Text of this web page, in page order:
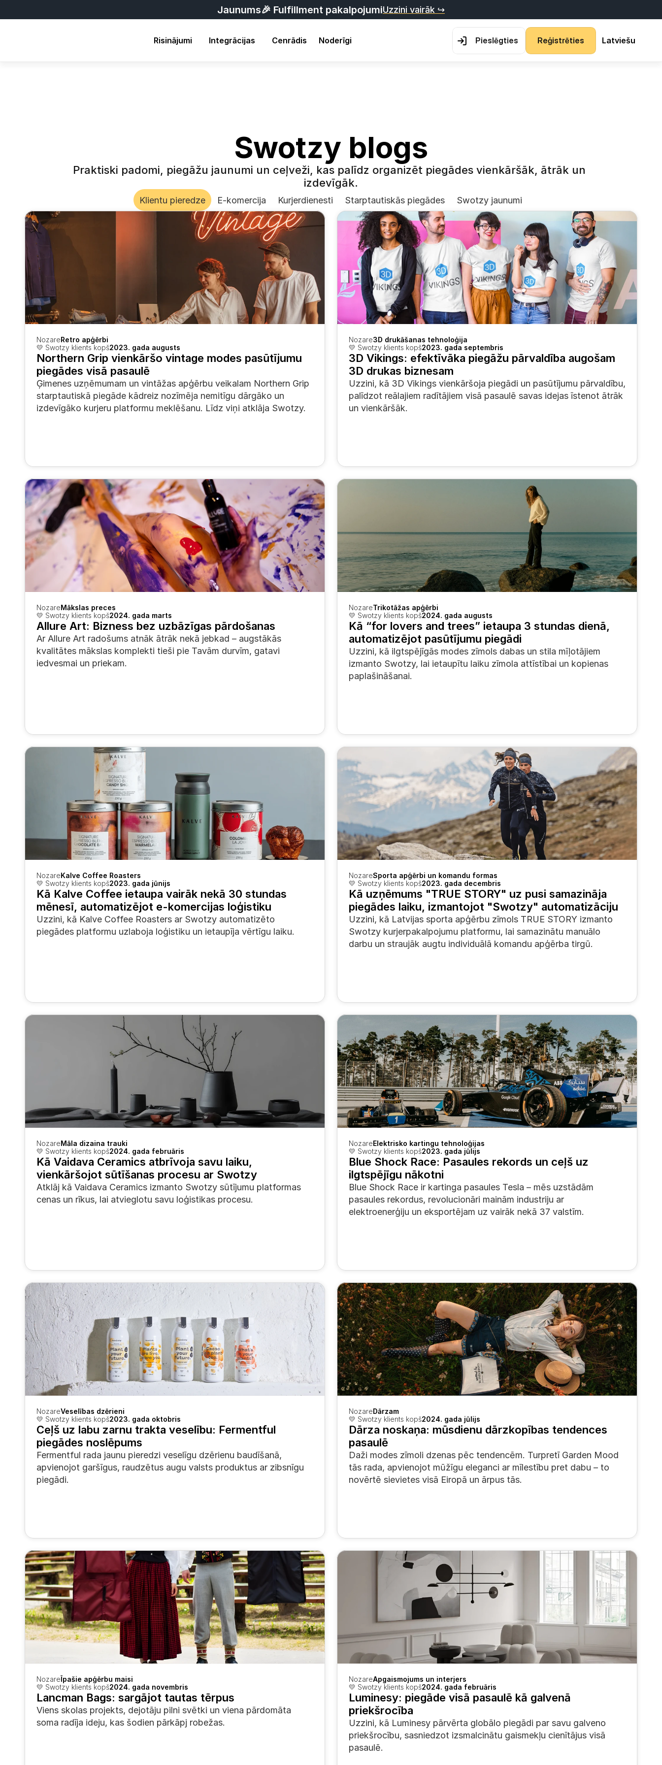
Jaunums🎉 Fulfillment pakalpojumiUzzini vairāk ↪
Risinājumi Integrācijas Cenrādis Noderīgi Pieslēgties Reģistrēties Latviešu
Swotzy blogs
Praktiski padomi, piegāžu jaunumi un ceļveži, kas palīdz organizēt piegādes vienkāršāk, ātrāk un
izdevīgāk.
Klientu pieredze E-komercija Kurjerdienesti Starptautiskās piegādes Swotzy jaunumi
NozareRetro apģērbi
💛 Swotzy klients kopš2023. gada augusts
Northern Grip vienkāršo vintage modes pasūtījumu
piegādes visā pasaulē
Ģimenes uzņēmumam un vintāžas apģērbu veikalam Northern Grip
starptautiskā piegāde kādreiz nozīmēja nemitīgu dārgāko un
izdevīgāko kurjeru platformu meklēšanu. Līdz viņi atklāja Swotzy.
Nozare3D drukāšanas tehnoloģija
💛 Swotzy klients kopš2023. gada septembris
3D Vikings: efektīvāka piegāžu pārvaldība augošam
3D drukas biznesam
Uzzini, kā 3D Vikings vienkāršoja piegādi un pasūtījumu pārvaldību,
palīdzot reālajiem radītājiem visā pasaulē savas idejas īstenot ātrāk
un vienkāršāk.
NozareMākslas preces
💛 Swotzy klients kopš2024. gada marts
Allure Art: Bizness bez uzbāzīgas pārdošanas
Ar Allure Art radošums atnāk ātrāk nekā jebkad – augstākās
kvalitātes mākslas komplekti tieši pie Tavām durvīm, gatavi
iedvesmai un priekam.
NozareTrikotāžas apģērbi
💛 Swotzy klients kopš2024. gada augusts
Kā “for lovers and trees” ietaupa 3 stundas dienā,
automatizējot pasūtījumu piegādi
Uzzini, kā ilgtspējīgās modes zīmols dabas un stila mīļotājiem
izmanto Swotzy, lai ietaupītu laiku zīmola attīstībai un kopienas
paplašināšanai.
NozareKalve Coffee Roasters
💛 Swotzy klients kopš2023. gada jūnijs
Kā Kalve Coffee ietaupa vairāk nekā 30 stundas
mēnesī, automatizējot e-komercijas loģistiku
Uzzini, kā Kalve Coffee Roasters ar Swotzy automatizēto
piegādes platformu uzlaboja loģistiku un ietaupīja vērtīgu laiku.
NozareSporta apģērbi un komandu formas
💛 Swotzy klients kopš2023. gada decembris
Kā uzņēmums "TRUE STORY" uz pusi samazināja
piegādes laiku, izmantojot "Swotzy" automatizāciju
Uzzini, kā Latvijas sporta apģērbu zīmols TRUE STORY izmanto
Swotzy kurjerpakalpojumu platformu, lai samazinātu manuālo
darbu un straujāk augtu individuālā komandu apģērba tirgū.
NozareMāla dizaina trauki
💛 Swotzy klients kopš2024. gada februāris
Kā Vaidava Ceramics atbrīvoja savu laiku,
vienkāršojot sūtīšanas procesu ar Swotzy
Atklāj kā Vaidava Ceramics izmanto Swotzy sūtījumu platformas
cenas un rīkus, lai atvieglotu savu loģistikas procesu.
NozareElektrisko kartingu tehnoloģijas
💛 Swotzy klients kopš2023. gada jūlijs
Blue Shock Race: Pasaules rekords un ceļš uz
ilgtspējīgu nākotni
Blue Shock Race ir kartinga pasaules Tesla – mēs uzstādām
pasaules rekordus, revolucionāri mainām industriju ar
elektroenerģiju un eksportējam uz vairāk nekā 37 valstīm.
NozareVeselības dzērieni
💛 Swotzy klients kopš2023. gada oktobris
Ceļš uz labu zarnu trakta veselību: Fermentful
piegādes noslēpums
Fermentful rada jaunu pieredzi veselīgu dzērienu baudīšanā,
apvienojot garšīgus, raudzētus augu valsts produktus ar zibsnīgu
piegādi.
NozareDārzam
💛 Swotzy klients kopš2024. gada jūlijs
Dārza noskaņa: mūsdienu dārzkopības tendences
pasaulē
Daži modes zīmoli dzenas pēc tendencēm. Turpretī Garden Mood
tās rada, apvienojot mūžīgu eleganci ar mīlestību pret dabu – to
novērtē sievietes visā Eiropā un ārpus tās.
NozareĪpašie apģērbu maisi
💛 Swotzy klients kopš2024. gada novembris
Lancman Bags: sargājot tautas tērpus
Viens skolas projekts, dejotāju pilni svētki un viena pārdomāta
soma radīja ideju, kas šodien pārkāpj robežas.
NozareApgaismojums un interjers
💛 Swotzy klients kopš2024. gada februāris
Luminesy: piegāde visā pasaulē kā galvenā
priekšrocība
Uzzini, kā Luminesy pārvērta globālo piegādi par savu galveno
priekšrocību, sasniedzot izsmalcinātu gaismekļu cienītājus visā
pasaulē.